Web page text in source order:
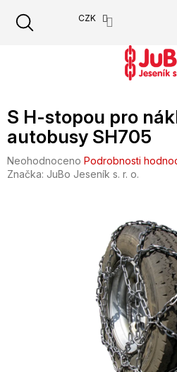
obsah
CZK
S H-stopou pro
autobusy SH705
Průměrné
hodnocení
Neohodnoceno Podrobnosti
Značka: JuBo Jeseník s. r. o.